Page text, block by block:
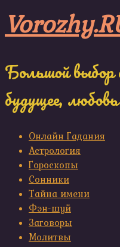
to
content
Большой выбор
будущее,
Онлайн Гадания
Астрология
Гороскопы
Сонники
Тайна имени
Фэн-шуй
Заговоры
Молитвы